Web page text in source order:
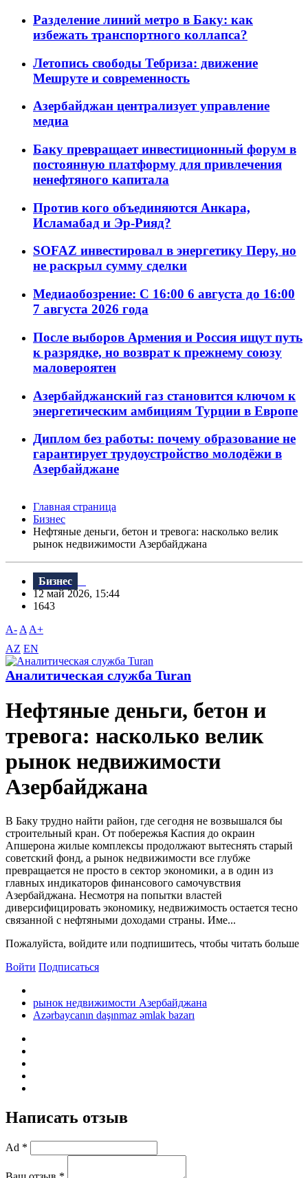
Разделение линий метро в Баку: как
избежать транспортного коллапса?
Летопись свободы Тебриза: движение
Мешруте и современность
Азербайджан централизует управление
медиа
Баку превращает инвестиционный форум в
постоянную платформу для привлечения
ненефтяного капитала
Против кого объединяются Анкара,
Исламабад и Эр-Рияд?
SOFAZ инвестировал в энергетику Перу, но
не раскрыл сумму сделки
Медиаобозрение: С 16:00 6 августа до 16:00
7 августа 2026 года
После выборов Армения и Россия ищут путь
к разрядке, но возврат к прежнему союзу
маловероятен
Азербайджанский газ становится ключом к
энергетическим амбициям Турции в Европе
Диплом без работы: почему образование не
гарантирует трудоустройство молодёжи в
Азербайджане
Главная страница
Бизнес
Нефтяные деньги, бетон и тревога: насколько велик
рынок недвижимости Азербайджана
Бизнес
12 май 2026, 15:44
1643
A- A A+
AZ EN
Аналитическая служба Turan
Нефтяные деньги, бетон и
тревога: насколько велик
рынок недвижимости
Азербайджана
В Баку трудно найти район, где сегодня не возвышался бы
строительный кран. От побережья Каспия до окраин
Апшерона жилые комплексы продолжают вытеснять старый
советский фонд, а рынок недвижимости все глубже
превращается не просто в сектор экономики, а в один из
главных индикаторов финансового самочувствия
Азербайджана. Несмотря на попытки властей
диверсифицировать экономику, недвижимость остается тесно
связанной с нефтяными доходами страны. Име...
Пожалуйста, войдите или подпишитесь, чтобы читать больше
Войти Подписаться
рынок недвижимости Азербайджана
Azərbaycanın daşınmaz əmlak bazarı
Написать отзыв
Ad *